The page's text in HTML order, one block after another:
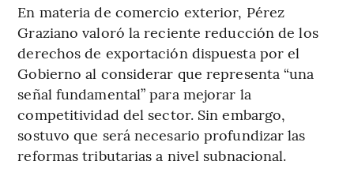
En materia de comercio exterior, Pérez
Graziano valoró la reciente reducción de los
derechos de exportación dispuesta por el
Gobierno al considerar que representa “una
señal fundamental” para mejorar la
competitividad del sector. Sin embargo,
sostuvo que será necesario profundizar las
reformas tributarias a nivel subnacional.